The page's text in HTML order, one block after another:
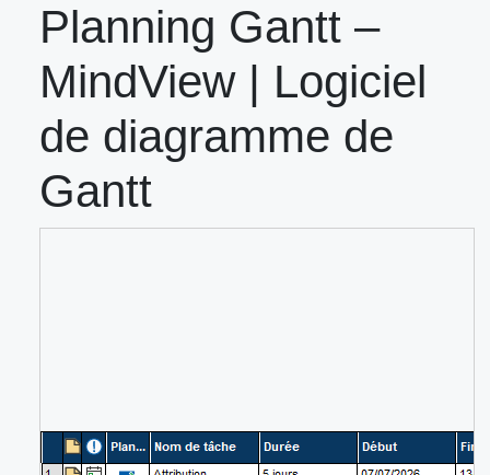
Planning Gantt –
MindView | Logiciel
de diagramme de
Gantt